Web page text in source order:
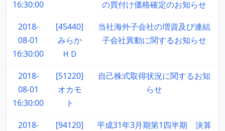
16:30:00
の買付け価格確定のお知らせ
2018-
08-01
16:30:00
[45440]
みらか
ＨＤ
当社海外子会社の増資及び連結
子会社異動に関するお知らせ
2018-
08-01
16:30:00
[51220]
オカモ
ト
自己株式取得状況に関するお知
らせ
2018-
[94120]
平成31年3月期第1四半期 決算